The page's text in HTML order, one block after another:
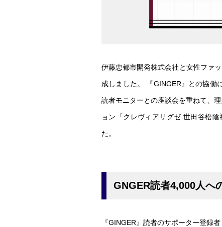
伊藤忠都市開発株式会社と女性ファ
成しました。 『GINGER』との協働
読者モニターとの座談会を重ねて、
ョン「クレヴィアリグゼ 世田谷松
た。
GNGER読者4,000人へ
『GINGER』読者のサポーター登録